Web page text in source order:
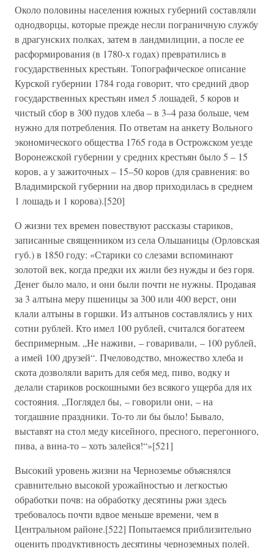
Около половины населения южных губерний составляли
однодворцы, которые прежде несли пограничную службу
в драгунских полках, затем в ландмилиции, а после ее
расформирования (в 1780-х годах) превратились в
государственных крестьян. Топографическое описание
Курской губернии 1784 года говорит, что средний двор
государственных крестьян имел 5 лошадей, 5 коров и
чистый сбор в 300 пудов хлеба – в 3–4 раза больше, чем
нужно для потребления. По ответам на анкету Вольного
экономического общества 1765 года в Острожском уезде
Воронежской губернии у средних крестьян было 5 – 15
коров, а у зажиточных – 15–50 коров (для сравнения: во
Владимирской губернии на двор приходилась в среднем
1 лошадь и 1 корова).[520]
О жизни тех времен повествуют рассказы стариков,
записанные священником из села Ольшаницы (Орловская
губ.) в 1850 году: «Старики со слезами вспоминают
золотой век, когда предки их жили без нужды и без горя.
Денег было мало, и они были почти не нужны. Продавая
за 3 алтына меру пшеницы за 300 или 400 верст, они
клали алтыны в горшки. Из алтынов составлялись у них
сотни рублей. Кто имел 100 рублей, считался богатеем
беспримерным. „Не наживи, – говаривали, – 100 рублей,
а имей 100 друзей“. Пчеловодство, множество хлеба и
скота дозволяли варить для себя мед, пиво, водку и
делали стариков роскошными без всякого ущерба для их
состояния. „Поглядел бы, – говорили они, – на
тогдашние праздники. То-то ли бы было! Бывало,
выставят на стол меду кисейного, пресного, перегонного,
пива, а вина-то – хоть залейся!“»[521]
Высокий уровень жизни на Черноземье объяснялся
сравнительно высокой урожайностью и легкостью
обработки почв: на обработку десятины ржи здесь
требовалось почти вдвое меньше времени, чем в
Центральном районе.[522] Попытаемся приблизительно
оценить продуктивность десятины черноземных полей.